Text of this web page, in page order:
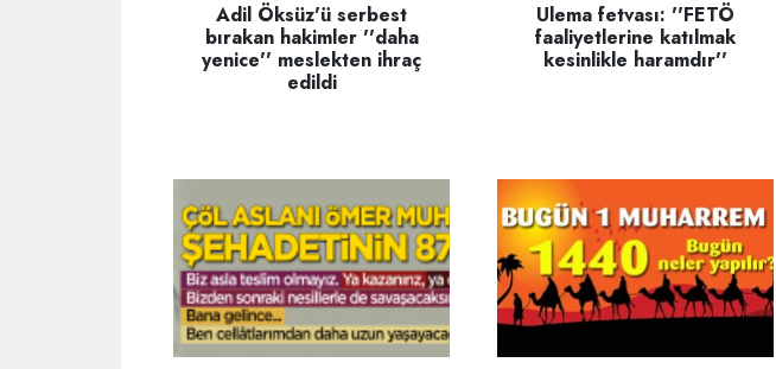
Adil Öksüz'ü serbest
bırakan hakimler ''daha
yenice'' meslekten ihraç
edildi
Ulema fetvası: ''FETÖ
faaliyetlerine katılmak
kesinlikle haramdır''